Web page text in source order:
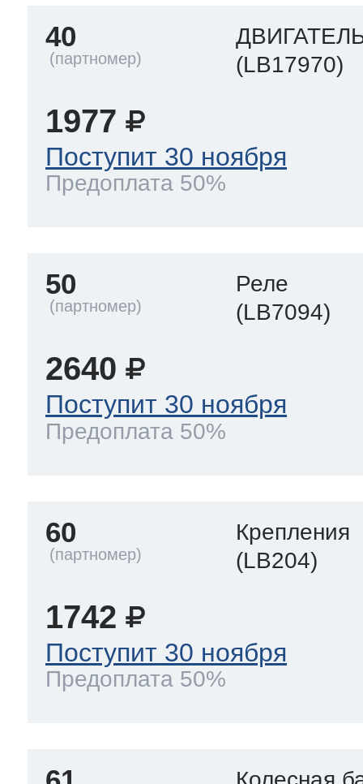
40
(LB17970)
1977
Поступит 30 ноября
Предоплата 50%
50
Реле
(LB7094)
2640
Поступит 30 ноября
Предоплата 50%
60
Крепления
(LB204)
1742
Поступит 30 ноября
Предоплата 50%